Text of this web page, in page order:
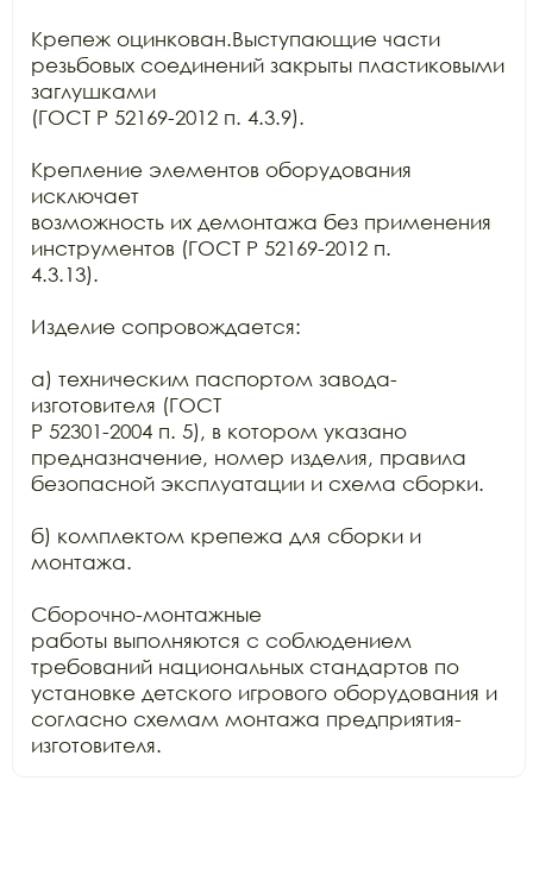
Крепеж оцинкован.Выступающие части
резьбовых соединений закрыты пластиковыми
заглушками
(ГОСТ Р 52169-2012 п. 4.3.9).
Крепление элементов оборудования
исключает
возможность их демонтажа без применения
инструментов (ГОСТ Р 52169-2012 п.
4.3.13).
Изделие сопровождается:
а) техническим паспортом завода-
изготовителя (ГОСТ
Р 52301-2004 п. 5), в котором указано
предназначение, номер изделия, правила
безопасной эксплуатации и схема сборки.
б) комплектом крепежа для сборки и
монтажа.
Сборочно-монтажные
работы выполняются с соблюдением
требований национальных стандартов по
установке детского игрового оборудования и
согласно схемам монтажа предприятия-
изготовителя.